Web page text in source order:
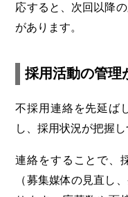
応すると、次回以降
があります。
採用活動の管理
不採用連絡を先延ば
し、採用状況が把握し
連絡をすることで、
（募集媒体の見直し